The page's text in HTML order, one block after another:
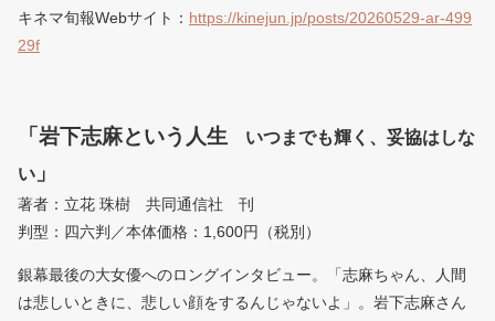
キネマ旬報Webサイト： https://kinejun.jp/posts/20260529-ar-499
29f
「岩下志麻という人生 いつまでも輝く、妥協はしな
い 」
著者：立花 珠樹 共同通信社 刊
判型：四六判／本体価格：1,600円（税別）
銀幕最後の大女優へのロングインタビュー。「志麻ちゃん、人間
は悲しいときに、悲しい顔をするんじゃないよ」。岩下志麻さん